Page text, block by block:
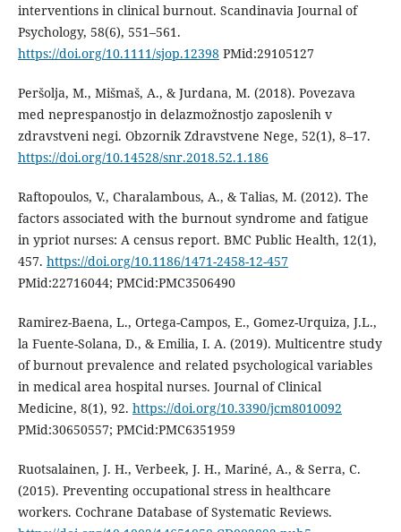
interventions in clinical burnout. Scandinavia Journal of
Psychology, 58(6), 551–561.
https://doi.org/10.1111/sjop.12398PMid:29105127
Peršolja, M., Mišmaš, A., & Jurdana, M. (2018). Povezava
med neprespanostjo in delazmožnostjo zaposlenih v
zdravstveni negi. Obzornik Zdravstvene Nege, 52(1), 8–17.
https://doi.org/10.14528/snr.2018.52.1.186
Raftopoulos, V., Charalambous, A., & Talias, M. (2012). The
factors associated with the burnout syndrome and fatigue
in ypriot nurses: A census report. BMC Public Health, 12(1),
457. https://doi.org/10.1186/1471-2458-12-457
PMid:22716044; PMCid:PMC3506490
Ramirez-Baena, L., Ortega-Campos, E., Gomez-Urquiza, J.L.,
la Fuente-Solana, D., & Emilia, I. A. (2019). Multicentre study
of burnout prevalence and related psychological variables
in medical area hospital nurses. Journal of Clinical
Medicine, 8(1), 92. https://doi.org/10.3390/jcm8010092
PMid:30650557; PMCid:PMC6351959
Ruotsalainen, J. H., Verbeek, J. H., Mariné, A., & Serra, C.
(2015). Preventing occupational stress in healthcare
workers. Cochrane Database of Systematic Reviews.